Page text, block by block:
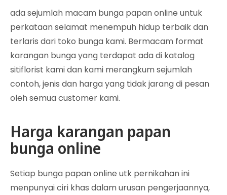
ada sejumlah macam bunga papan online untuk
perkataan selamat menempuh hidup terbaik dan
terlaris dari toko bunga kami. Bermacam format
karangan bunga yang terdapat ada di katalog
sitiflorist kami dan kami merangkum sejumlah
contoh, jenis dan harga yang tidak jarang di pesan
oleh semua customer kami.
Harga karangan papan
bunga online
Setiap bunga papan online utk pernikahan ini
menpunyai ciri khas dalam urusan pengerjaannya,